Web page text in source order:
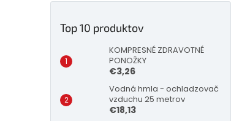
Top 10 produktov
KOMPRESNÉ ZDRAVOTNÉ
PONOŽKY
€3,26
Vodná hmla - ochladzovač
vzduchu 25 metrov
€18,13